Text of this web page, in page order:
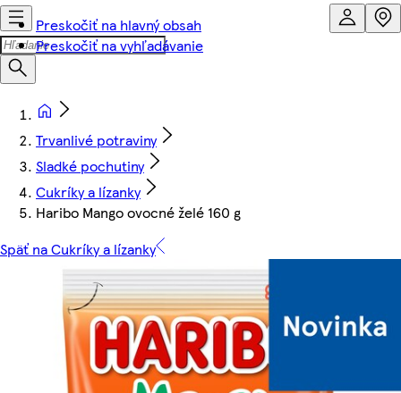
Preskočiť na hlavný obsah
Preskočiť na vyhľadávanie
Trvanlivé potraviny
Sladké pochutiny
Cukríky a lízanky
Haribo Mango ovocné želé 160 g
Späť na Cukríky a lízanky